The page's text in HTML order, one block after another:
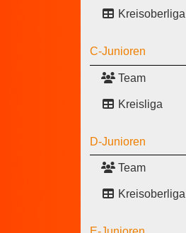
Kreisoberliga
C-Junioren
Team
Kreisliga
D-Junioren
Team
Kreisoberliga